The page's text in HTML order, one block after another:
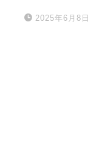
2025年6月8日